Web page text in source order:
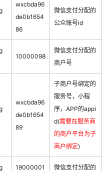
wxcbda96
de0b1654
86
微信支付分配的
公众账号id
10000098
微信支付分配的
商户号
wxcbda96
de0b1654
89
子商户号绑定的
服务号，小程
序，APP的appi
d(需要在服务商
的商户平台为子
商户绑定)
19000001
微信支付分配的